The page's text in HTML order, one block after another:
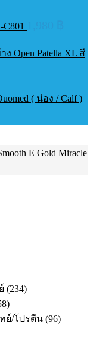
ง Open Patella XL สี
( น่อง / Calf )
E Gold Miracle
(234)
ย์/โปรตีน (96)